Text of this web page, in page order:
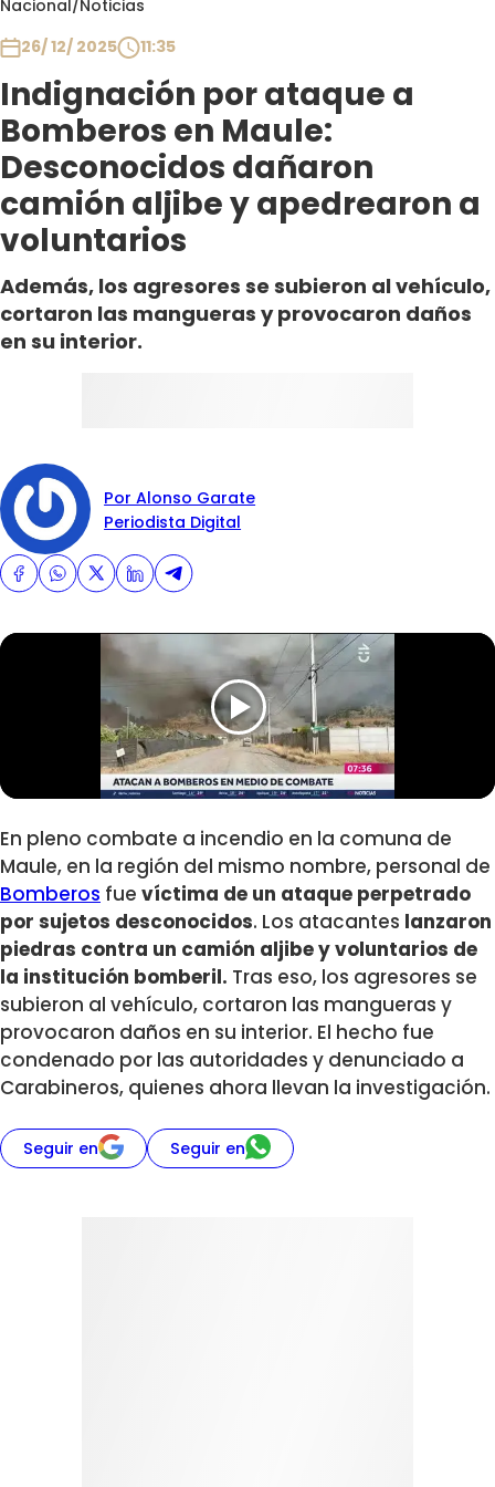
Nacional/Noticias
26/ 12/ 2025
11:35
Indignación por ataque a
Bomberos en Maule:
Desconocidos dañaron
camión aljibe y apedrearon a
voluntarios
Además, los agresores se subieron al vehículo,
cortaron las mangueras y provocaron daños
en su interior.
Por Alonso Garate
Periodista Digital
En pleno combate a incendio en la comuna de
Maule, en la región del mismo nombre, personal de
Bomberos fue víctima de un ataque perpetrado
por sujetos desconocidos. Los atacantes lanzaron
piedras contra un camión aljibe y voluntarios de
la institución bomberil. Tras eso, los agresores se
subieron al vehículo, cortaron las mangueras y
provocaron daños en su interior. El hecho fue
condenado por las autoridades y denunciado a
Carabineros, quienes ahora llevan la investigación.
Seguir en Seguir en
Club De La Comedia
Contigo en Directo
Plan Perfecto
El Tiempo
Sabingo
Todos Los Programas